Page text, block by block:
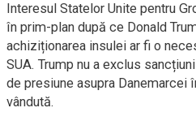
Interesul Statelor Unite pentru
în prim-plan după ce Donald
achiziționarea insulei ar fi o
SUA. Trump nu a exclus
de presiune asupra Danemarcei
vândută.